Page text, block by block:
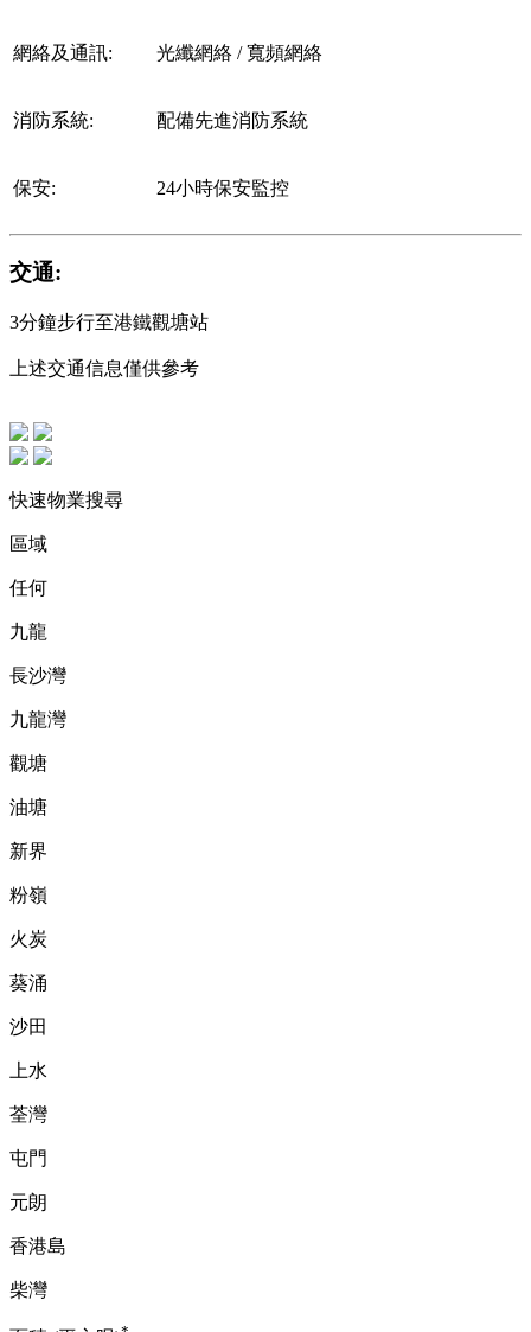
網絡及通訊: 光纖網絡 / 寬頻網絡
消防系統: 配備先進消防系統
保安: 24小時保安監控
交通:
3分鐘步行至港鐵觀塘站
上述交通信息僅供參考
快速物業搜尋
區域
任何
九龍
長沙灣
九龍灣
觀塘
油塘
新界
粉嶺
火炭
葵涌
沙田
上水
荃灣
屯門
元朗
香港島
柴灣